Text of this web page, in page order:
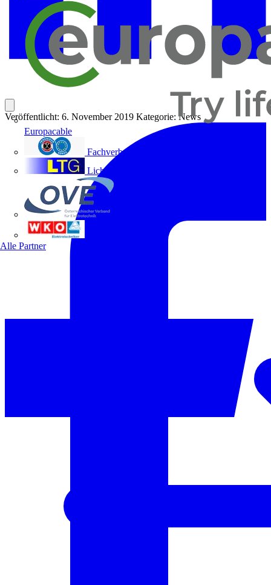
Europacable
Fachverband Technische Büros
Lichttechnische Gesellschaft Österreichs
Alle Partner
Veröffentlicht: 6. November 2019 Kategorie: News